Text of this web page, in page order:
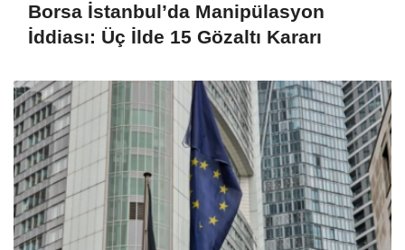
Borsa İstanbul’da Manipülasyon
İddiası: Üç İlde 15 Gözaltı Kararı